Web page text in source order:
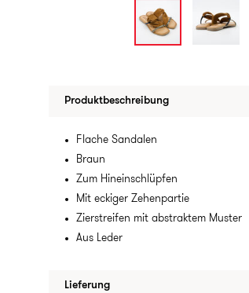
Produktbeschreibung
Flache Sandalen
Braun
Zum Hineinschlüpfen
Mit eckiger Zehenpartie
Zierstreifen mit abstraktem Muster
Aus Leder
Lieferung